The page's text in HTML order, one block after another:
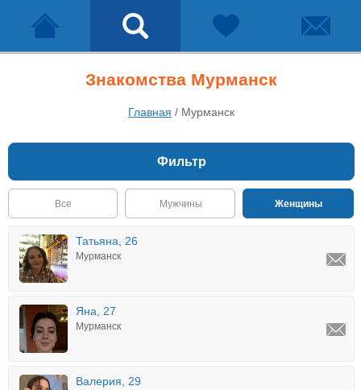
Знакомства Мурманск
Главная / Мурманск
Фильтр
Все Мужчины Женщины
Татьяна, 26
Мурманск
Яна, 27
Мурманск
Валерия, 29